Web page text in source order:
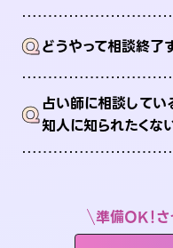
Qどうやって相談終了
Q占い師に相談してい
知人に知られたくな
準備OK！